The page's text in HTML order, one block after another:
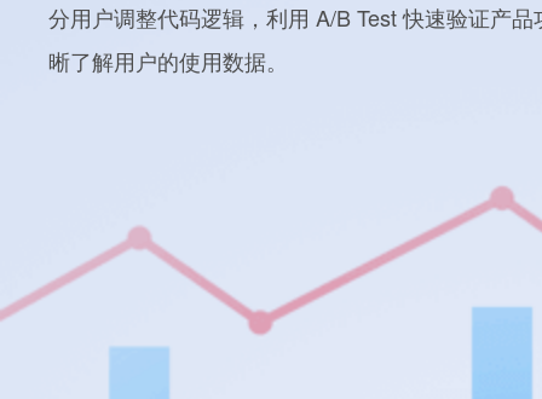
分用户调整代码逻辑，利用 A/B Test 快速验证产
晰了解用户的使用数据。